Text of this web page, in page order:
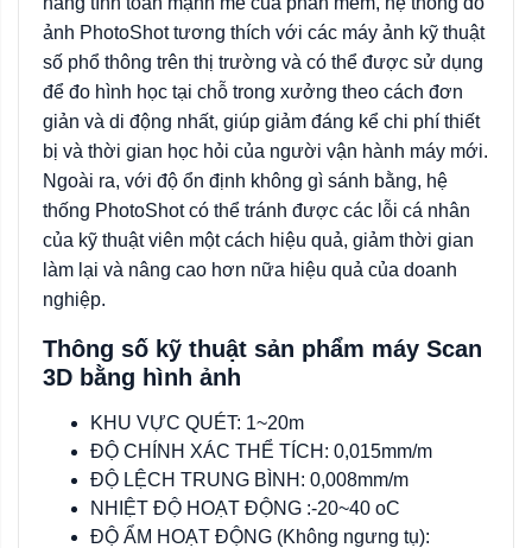
ảnh PhotoShot tương thích với các máy ảnh kỹ thuật
số phổ thông trên thị trường và có thể được sử dụng
để đo hình học tại chỗ trong xưởng theo cách đơn
giản và di động nhất, giúp giảm đáng kể chi phí thiết
bị và thời gian học hỏi của người vận hành máy mới.
Ngoài ra, với độ ổn định không gì sánh bằng, hệ
thống PhotoShot có thể tránh được các lỗi cá nhân
của kỹ thuật viên một cách hiệu quả, giảm thời gian
làm lại và nâng cao hơn nữa hiệu quả của doanh
nghiệp.
Thông số kỹ thuật sản phẩm máy Scan
3D bằng hình ảnh
KHU VỰC QUÉT: 1~20m
ĐỘ CHÍNH XÁC THỂ TÍCH: 0,015mm/m
ĐỘ LỆCH TRUNG BÌNH: 0,008mm/m
NHIỆT ĐỘ HOẠT ĐỘNG :-20~40 oC
ĐỘ ẨM HOẠT ĐỘNG (Không ngưng tụ):